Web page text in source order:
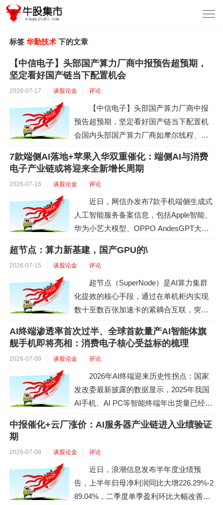
标签华勤技术 下的文章
【中信电子】头部国产算力厂商中报预告超预期，
坚定看好国产链当下配置机会
2026-07-17 谈股论金 评论
【中信电子】头部国产算力厂商中报
预告超预期，坚定看好国产链当下配置机
会国内头部国产算力厂商如摩尔线程、海
在手订单预告。1）摩尔线程：2026H1公
司预计实现营业收入16.5-17.5亿元，同比+
135.12%-149.37%，2026Q2实现营业收入
9.12-10.12亿元，同比+120.82%-145.0
4%，...
7款端侧AI落地+苹果入华双重催化：端侧AI与消费
电子产业链或将迎来全新增长周期
2026-07-16 谈股论金 评论
近日，网信办发布7款手机端侧生成式
人工智能服务备案信息，包括Apple智能、
华为小艺大模型、OPPO AndesGPT大模
三星盖乐世AI、努比亚豆包大模型。一方
面国家网信办首次集中公示7款手机端侧生
成式人工智能服务备案名单，标志着端侧A
I正式完成合规闭环，另一方面苹果智能首
次进入备案序列，阿里、百度为其提供本
超节点：算力新基建，国产GPU的\
2026-07-15 谈股论金 评论
超节点（SuperNode）是AI算力集群
化提效的核心手段，通过在单机柜内实现
数十至数百张加速卡的紧耦合互联，突破
为现实。2026年成为国产超节点放量元
年，预计2028年国产超节点市场空间有望
达到3414亿元，2026-2028年CAGR为19
4%。核心投资逻辑：万亿参数模型倒逼算
力集群化提效...
AI终端渗透率首次过半、全球首款量产AI智能体旗
舰手机即将亮相：消费电子核心受益标的梳理
2026-07-09 谈股论金 评论
2026年AI终端迎来历史性拐点：国家
发改委最新披露的数据显示，2025年我国
AI手机、AI PC等智能终端年出货量已经突
全年AI手机、AI PC的销量将首次超过非AI
2026即将开幕、中兴通讯旗下努比亚品牌
的全球首款量产AI智能体旗舰手机即将亮
相的产业催化，这条横跨A...
中报催化+云厂涨价：AI服务器产业链进入业绩验证
期
2026-07-08 谈股论金 评论
近日，浪潮信息发布半年度业绩预
告，上半年归母净利润同比大增226.29%-2
89.04%，二季度单季盈利环比大幅改善。